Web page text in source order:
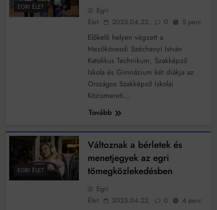
EGRI ÉLET
Egri
Élet
2025.04.22. 0 5 perc
Előkelő helyen végzett a
Mezőkövesdi Széchenyi István
Katolikus Technikum, Szakképző
Iskola és Gimnázium két diákja az
Országos Szakképző Iskolai
Közismereti…
Tovább
EGRI ÉLET
Változnak a bérletek és
menetjegyek az egri
tömegközlekedésben
Egri
Élet
2025.04.22. 0 4 perc